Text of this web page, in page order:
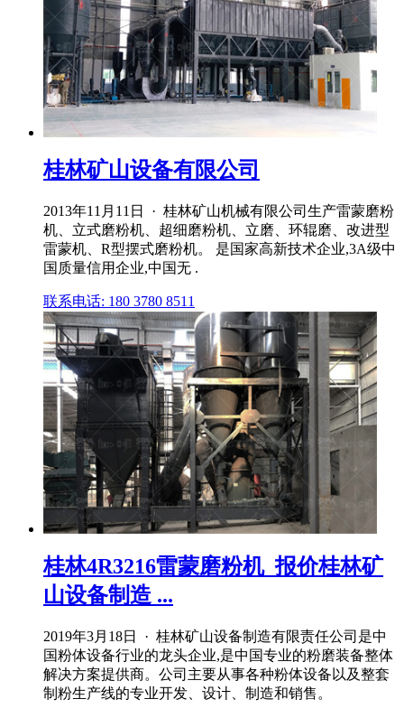
桂林矿山设备有限公司
2013年11月11日 · 桂林矿山机械有限公司生产雷蒙磨粉
机、立式磨粉机、超细磨粉机、立磨、环辊磨、改进型
雷蒙机、R型摆式磨粉机。 是国家高新技术企业,3A级中
国质量信用企业,中国无 .
联系电话: 180 3780 8511
桂林4R3216雷蒙磨粉机_报价桂林矿
山设备制造 ...
2019年3月18日 · 桂林矿山设备制造有限责任公司是中
国粉体设备行业的龙头企业,是中国专业的粉磨装备整体
解决方案提供商。公司主要从事各种粉体设备以及整套
制粉生产线的专业开发、设计、制造和销售。